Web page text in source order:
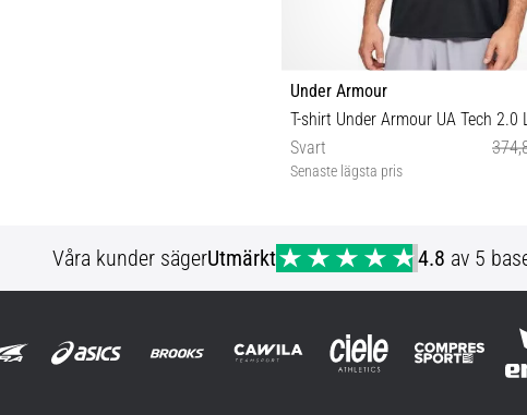
Under Armour
T-shirt Under Armour UA Tech 2.0
Svart
Senaste lägsta pris
Våra kunder sägerUtmärkt 4.8 av 5